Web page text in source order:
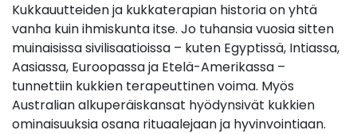
Kukkauutteiden ja kukkaterapian historia on yhtä
vanha kuin ihmiskunta itse. Jo tuhansia vuosia sitten
muinaisissa sivilisaatioissa – kuten Egyptissä, Intiassa,
Aasiassa, Euroopassa ja Etelä-Amerikassa –
tunnettiin kukkien terapeuttinen voima. Myös
Australian alkuperäiskansat hyödynsivät kukkien
ominaisuuksia osana rituaalejaan ja hyvinvointiaan.